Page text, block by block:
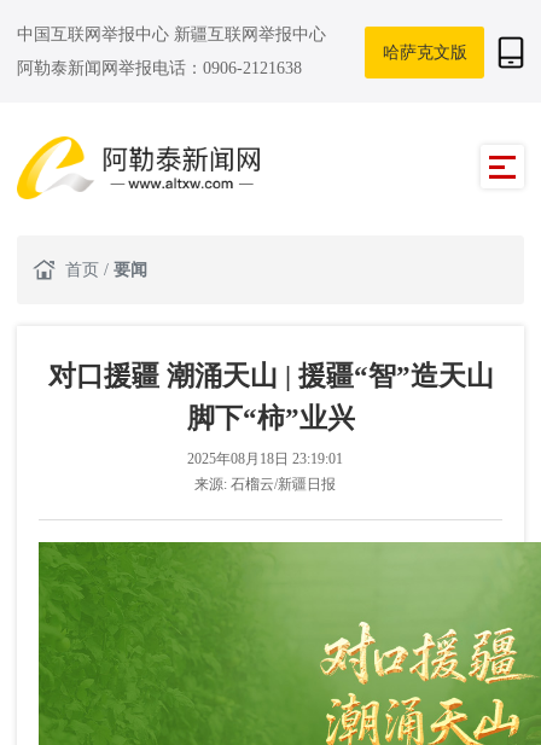
中国互联网举报中心 新疆互联网举报中心
阿勒泰新闻网举报电话：0906-2121638
哈萨克文版
首页 / 要闻
对口援疆 潮涌天山 | 援疆“智”造天山
脚下“柿”业兴
2025年08月18日 23:19:01
来源:石榴云/新疆日报